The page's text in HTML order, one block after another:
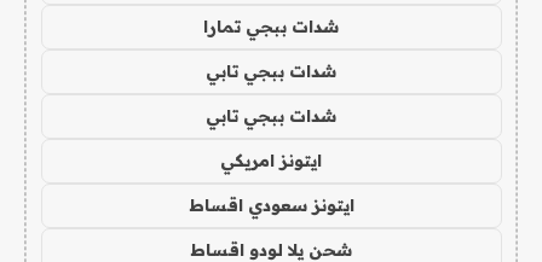
شدات ببجي تمارا
شدات ببجي تابي
شدات ببجي تابي
ايتونز امريكي
ايتونز سعودي اقساط
شحن يلا لودو اقساط